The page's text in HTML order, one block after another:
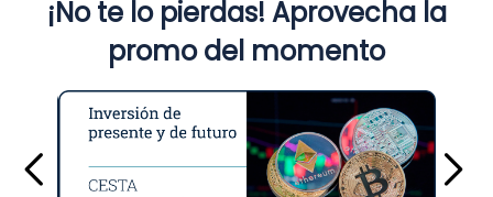
¡No te lo pierdas! Aprovecha la
promo del momento